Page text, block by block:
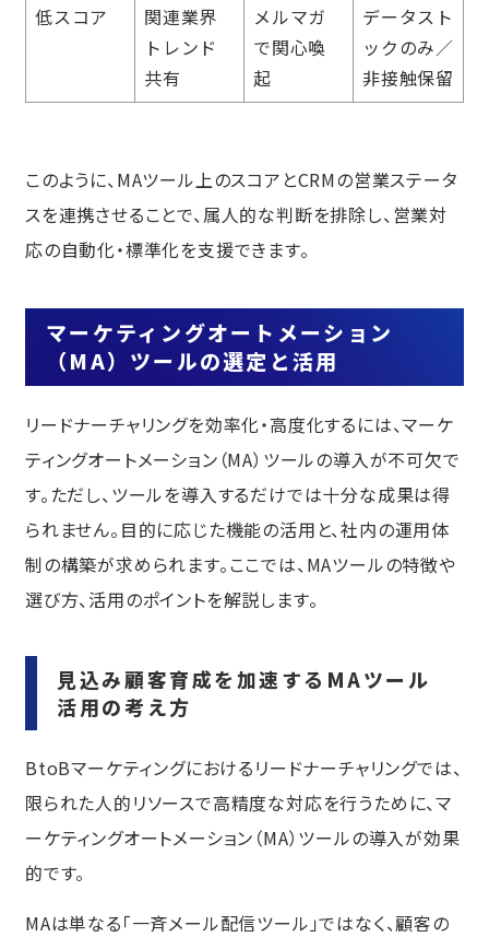
低スコア
関連業界
トレンド
共有
メルマガ
で関心喚
起
データスト
ックのみ／
非接触保留
このように、MAツール上のスコアとCRMの営業ステータ
スを連携させることで、属人的な判断を排除し、営業対
応の自動化・標準化を支援できます。
マーケティングオートメーション
（MA）ツールの選定と活用
リードナーチャリングを効率化・高度化するには、マーケ
ティングオートメーション（MA）ツールの導入が不可欠で
す。ただし、ツールを導入するだけでは十分な成果は得
られません。目的に応じた機能の活用と、社内の運用体
制の構築が求められます。ここでは、MAツールの特徴や
選び方、活用のポイントを解説します。
見込み顧客育成を加速するMAツール
活用の考え方
BtoBマーケティングにおけるリードナーチャリングでは、
限られた人的リソースで高精度な対応を行うために、マ
ーケティングオートメーション（MA）ツールの導入が効果
的です。
MAは単なる「一斉メール配信ツール」ではなく、顧客の